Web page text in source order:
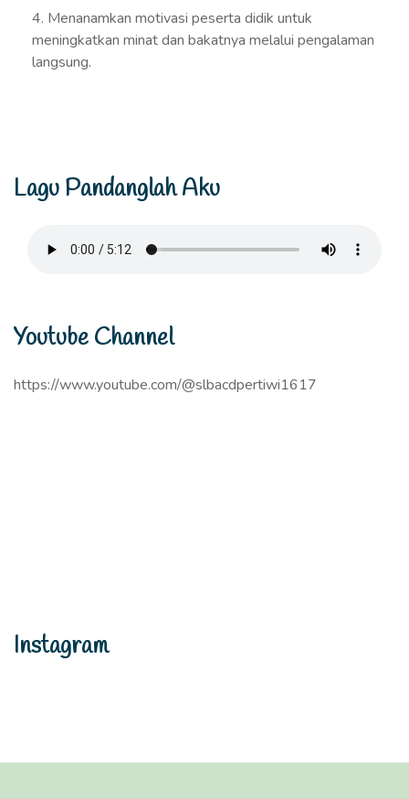
4. Menanamkan motivasi peserta didik untuk
meningkatkan minat dan bakatnya melalui pengalaman
langsung.
Lagu Pandanglah Aku
Youtube Channel
https://www.youtube.com/@slbacdpertiwi1617
Instagram